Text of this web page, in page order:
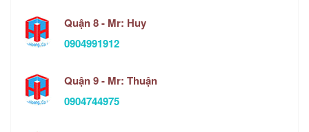
Quận 8 - Mr: Huy
0904991912
Quận 9 - Mr: Thuận
0904744975